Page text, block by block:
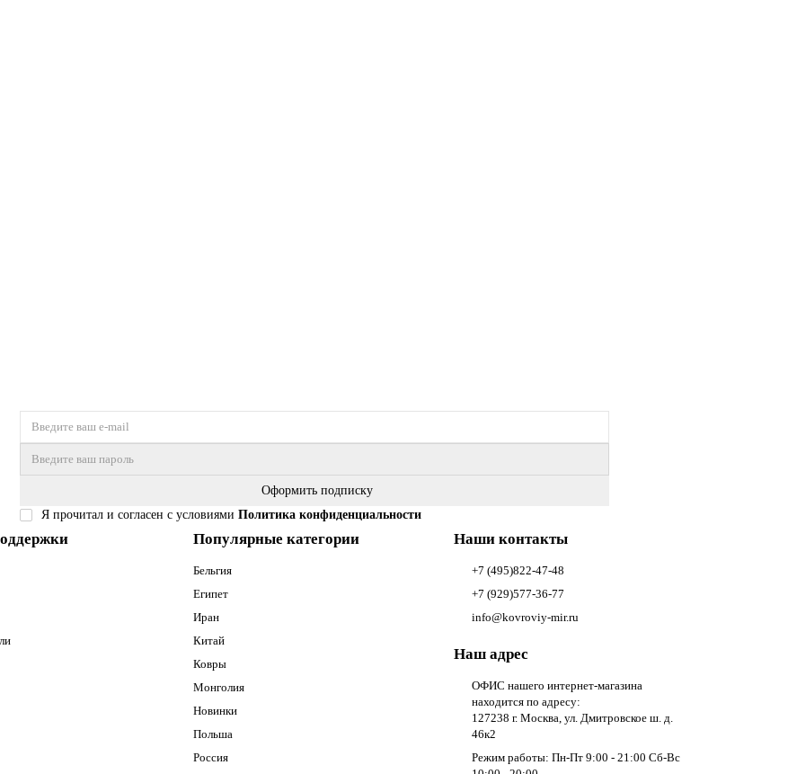
Оформить подписку
Я прочитал и согласен с условиями Политика конфиденциальности
Популярные категории
Бельгия
Египет
Иран
Китай
Ковры
Монголия
Новинки
Польша
Россия
Наши контакты
+7 (495)822-47-48
+7 (929)577-36-77
info@kovroviy-mir.ru
Наш адрес
ОФИС нашего интернет-магазина
находится по адресу:
127238 г. Москва, ул. Дмитровское ш. д.
46к2
Режим работы: Пн-Пт 9:00 - 21:00 Сб-Вс